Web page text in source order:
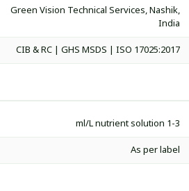
Green Vision Technical Services, Nashik,
India
CIB & RC | GHS MSDS | ISO 17025:2017
1-3 ml/L nutrient solution
As per label